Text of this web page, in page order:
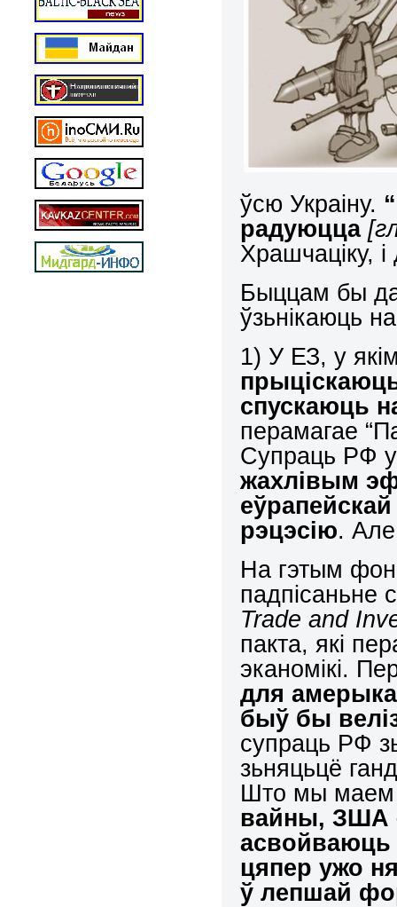
ўсю Украіну.
радуюцца
Храшчаціку, і
Быццам бы
ўзьнікаюць
1) У ЕЗ, у
спускаюць
перамагае
Супраць РФ
жахлівым
рэцэсію.
На гэтым
падпісаньне
Trade and
пакта, які
эканомікі.
для
быў бы
супраць РФ
зьняцьцё
Што мы маем
вайны, ЗША
асвойваюць
цяпер ужо
ў лепшай